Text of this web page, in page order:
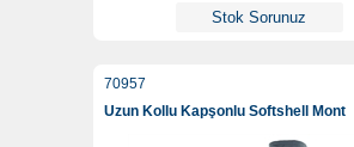
Stok Sorunuz
70957
Uzun Kollu Kapşonlu Softshell Mont